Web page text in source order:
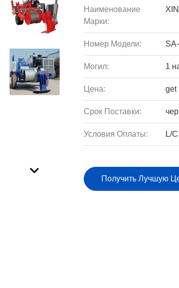
Наименование
Марки:
Номер Модели:
Могил: 1
Цена: get
Срок Поставки:
Условия Оплаты: L/
Получить Лучшую